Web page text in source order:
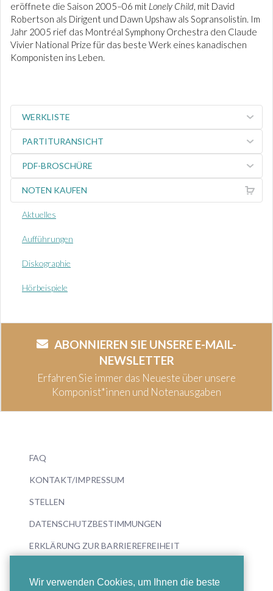
Wir verwenden Cookies, um Ihnen die beste
eröffnete die Saison 2005–06 mit Lonely Child, mit David
Robertson als Dirigent und Dawn Upshaw als Sopransolistin. Im
Jahr 2005 rief das Montréal Symphony Orchestra den Claude
Vivier National Prize für das beste Werk eines kanadischen
Komponisten ins Leben.
WERKLISTE
PARTITURANSICHT
PDF-BROSCHÜRE
NOTEN KAUFEN
Aktuelles
Aufführungen
Diskographie
Hörbeispiele
ABONNIEREN SIE UNSERE E-MAIL-
NEWSLETTER
Erfahren Sie immer das Neueste über unsere
Komponist*innen und Notenausgaben
FAQ
KONTAKT/IMPRESSUM
STELLEN
DATENSCHUTZBESTIMMUNGEN
ERKLÄRUNG ZUR BARRIEREFREIHEIT